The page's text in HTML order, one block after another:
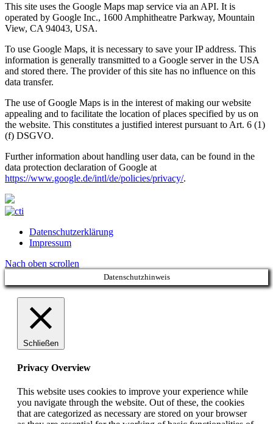
This site uses the Google Maps map service via an API. It is
operated by Google Inc., 1600 Amphitheatre Parkway, Mountain
View, CA 94043, USA.
To use Google Maps, it is necessary to save your IP address. This
information is generally transmitted to a Google server in the USA
and stored there. The provider of this site has no influence on this
data transfer.
The use of Google Maps is in the interest of making our website
appealing and to facilitate the location of places specified by us on
the website. This constitutes a justified interest pursuant to Art. 6 (1)
(f) DSGVO.
Further information about handling user data, can be found in the
data protection declaration of Google at
https://www.google.de/intl/de/policies/privacy/.
Datenschutzerklärung
Impressum
Nach oben scrollen
Datenschutzhinweis
Schließen
Privacy Overview
This website uses cookies to improve your experience while
you navigate through the website. Out of these, the cookies
that are categorized as necessary are stored on your browser